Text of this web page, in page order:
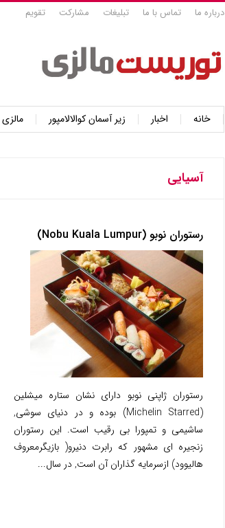
درباره ما تماس با ما تبلیغات مشارکت تقویم
خانه اخبار زیر آسمان کوالالامپور مالزی
آسیایی
رستوران نوبو (Nobu Kuala Lumpur)
رستوران ژاپنی نوبو دارای نشان ستاره میشلین
(Michelin Starred) بوده و در دنیای سوشی,
ساشیمی و تمپورا بی رقیب است. این رستوران
زنجیره ای مشهور که رابرت دنیرو( بازیگرمعروف
هالیوود) ازسرمایه گذاران آن است, در سال...